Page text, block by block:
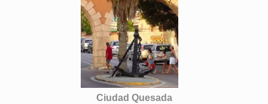
Ciudad Quesada